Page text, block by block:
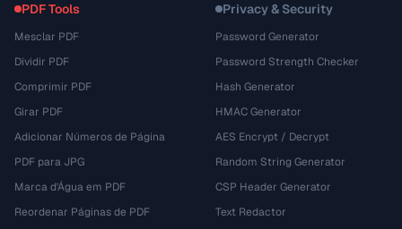
PDF Tools
Mesclar PDF
Dividir PDF
Comprimir PDF
Girar PDF
Adicionar Números de Página
PDF para JPG
Marca d'Água em PDF
Reordenar Páginas de PDF
Privacy & Security
Password Generator
Password Strength Checker
Hash Generator
HMAC Generator
AES Encrypt / Decrypt
Random String Generator
CSP Header Generator
Text Redactor